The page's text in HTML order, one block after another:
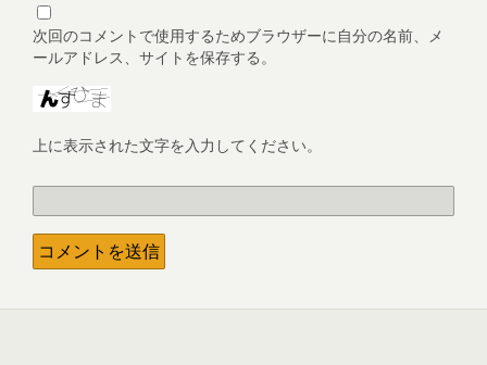
次回のコメントで使用するためブラウザーに自分の名前、メ
ールアドレス、サイトを保存する。
上に表示された文字を入力してください。